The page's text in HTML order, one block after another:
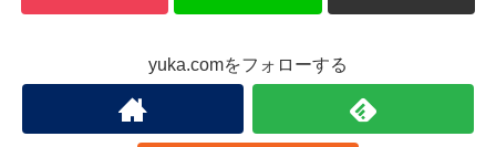
yuka.comをフォローする